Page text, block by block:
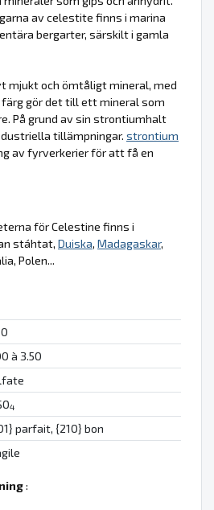
av celestite finns i marina
bergarter, särskilt i gamla
mjukt och ömtåligt mineral, med
gör det till ett mineral som
På grund av sin strontiumhalt
tillämpningar. strontium
av fyrverkerier för att få en
för Celestine finns i
stáhtat, Duiska, Madagaskar,
Polen...
à 3.50
4
parfait, {210} bon
: